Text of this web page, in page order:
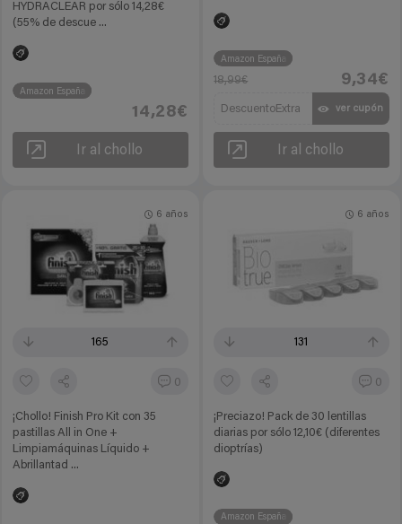
HYDRACLEAR por sólo 14,28€
(55% de descue ...
Amazon España
14,28€
Ir al chollo
Amazon España
18,99€ 9,34€
DescuentoExtra ver cupón
Ir al chollo
165
0
¡Chollo! Finish Pro Kit con 35
pastillas All in One +
Limpiamáquinas Líquido +
Abrillantad ...
6 años
131
0
¡Preciazo! Pack de 30 lentillas
diarias por sólo 12,10€ (diferentes
dioptrías)
6 años
Amazon España